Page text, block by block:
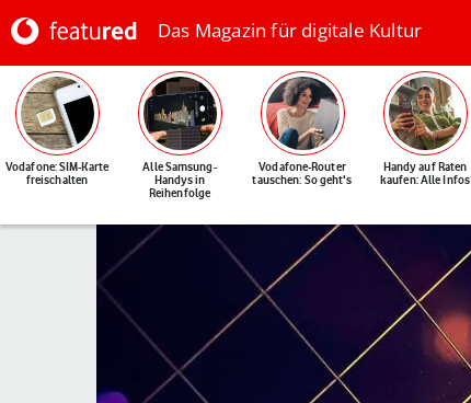
Das Magazin für digitale Kultur
Vodafone: SIM-Karte
freischalten
Alle Samsung-
Handys in
Reihenfolge
Vodafone-Router
tauschen: So geht's
Handy auf Raten
kaufen: Alle Infos